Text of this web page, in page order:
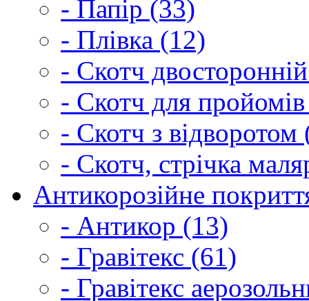
- Папір (33)
- Плівка (12)
- Скотч
- Скотч для
- Скотч з відворотом
- Скотч, стрічка
Антикорозійне
- Антикор (13)
- Гравітекс (61)
- Гравітекс